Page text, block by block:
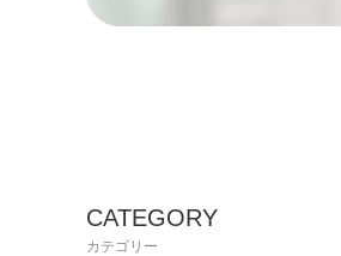
CATEGORY
カテゴリー